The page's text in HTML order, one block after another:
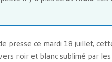
presse ce mardi 18 juillet,
noir et blanc sublimé par